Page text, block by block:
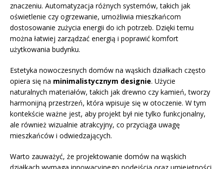
znaczeniu. Automatyzacja różnych systemów, takich jak
oświetlenie czy ogrzewanie, umożliwia mieszkańcom
dostosowanie zużycia energii do ich potrzeb. Dzięki temu
można łatwiej zarządzać energią i poprawić komfort
użytkowania budynku.
Estetyka nowoczesnych domów na wąskich działkach często
opiera się na minimalistycznym designie. Użycie
naturalnych materiałów, takich jak drewno czy kamień, tworzy
harmonijną przestrzeń, która wpisuje się w otoczenie. W tym
kontekście ważne jest, aby projekt był nie tylko funkcjonalny,
ale również wizualnie atrakcyjny, co przyciąga uwagę
mieszkańców i odwiedzających.
Warto zauważyć, że projektowanie domów na wąskich
działkach wymaga innowacyjnego podejścia oraz umiejętności